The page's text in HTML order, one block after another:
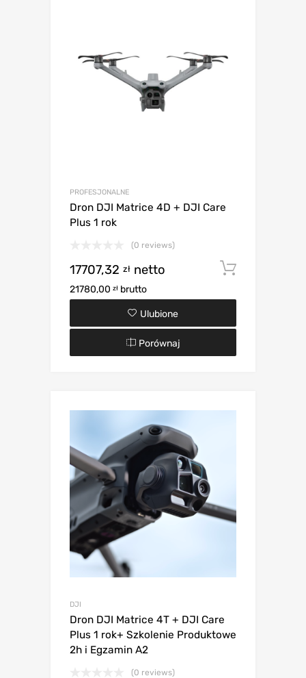
PROFESJONALNE
Dron DJI Matrice 4D + DJI Care
Plus 1 rok
(0 reviews)
17707,32 zł netto
21780,00 zł brutto
Ulubione
Porównaj
DJI
Dron DJI Matrice 4T + DJI Care
Plus 1 rok+ Szkolenie Produktowe
2h i Egzamin A2
(0 reviews)